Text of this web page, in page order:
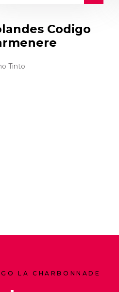
Codigo
Tinto
LA CHARBONNADE